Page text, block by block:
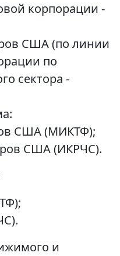
корпорации -
США (по линии
по
сектора -
США (МИКТФ);
США (ИКРЧС).
и